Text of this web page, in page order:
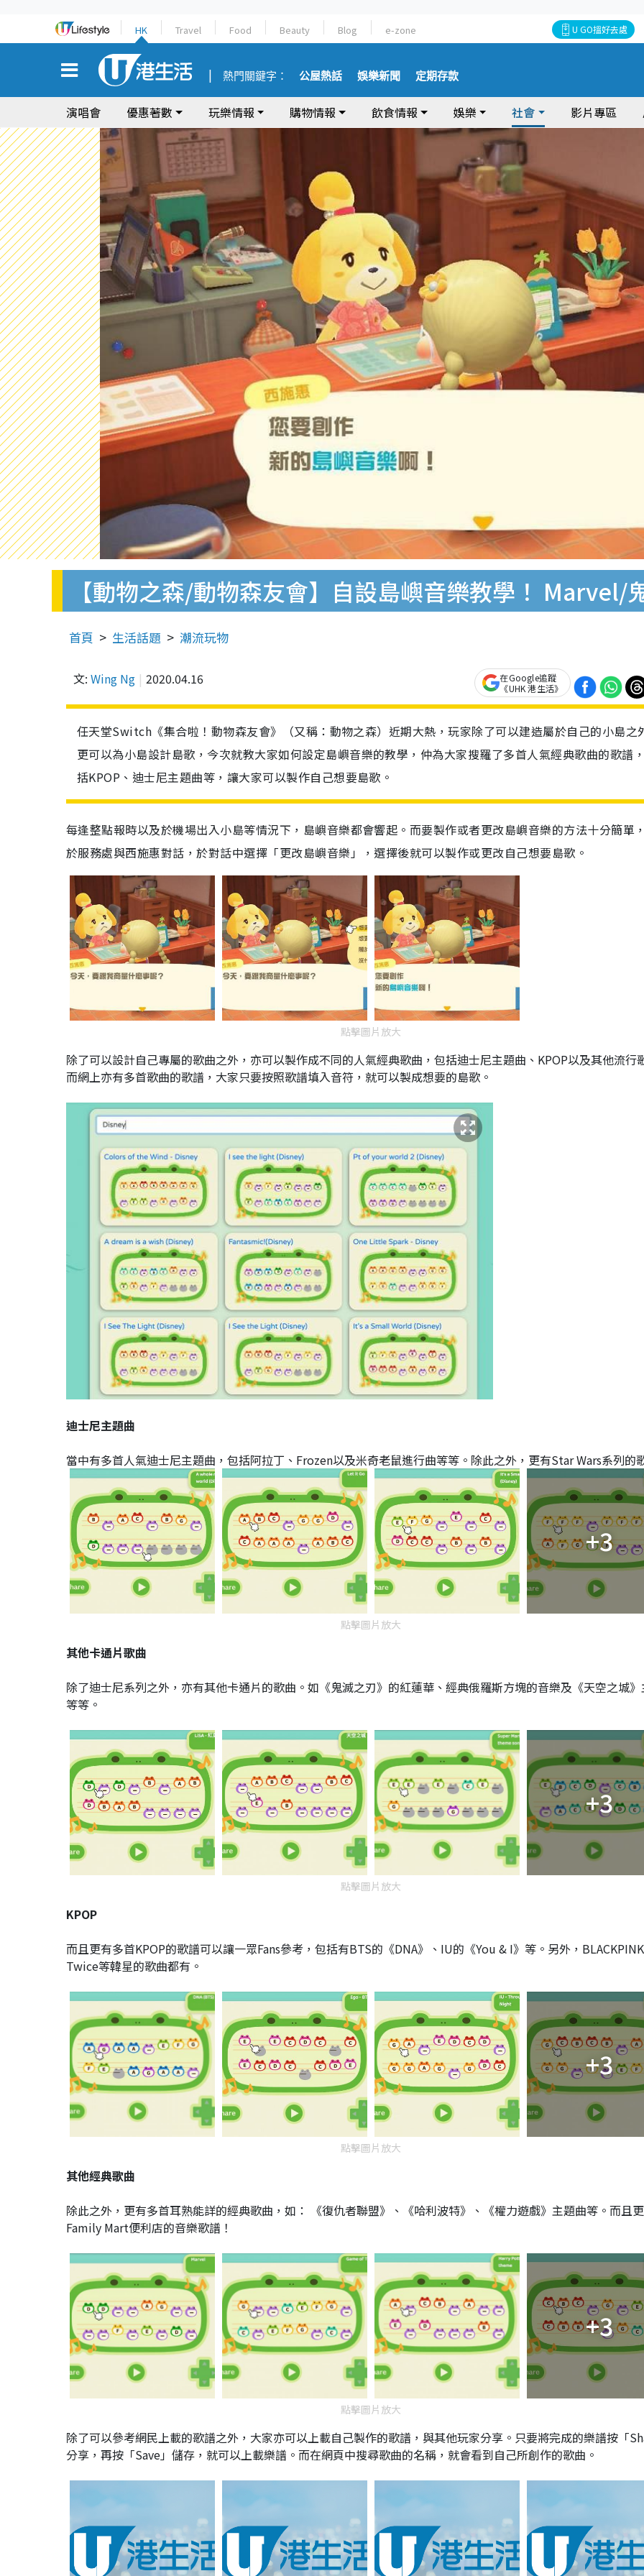
HK Travel Food Beauty Blog e-zone U GO搵好去處
熱門關鍵字： 公屋熱話 娛樂新聞 定期存款
演唱會 優惠著數 玩樂情報 購物情報 飲食情報 娛樂 社會 影片專區
【動物之森/動物森友會】自設島嶼音樂教學！ Marvel/
首頁 生活話題 潮流玩物
文: Wing Ng 2020.04.16
在Google追蹤
《UHK 港生活》
任天堂Switch《集合啦！動物森友會》（又稱：動物之森）近期大熱，玩家除了可以建造屬於自己的小島之
更可以為小島設計島歌，今次就教大家如何設定島嶼音樂的教學，仲為大家搜羅了多首人氣經典歌曲的歌譜
括KPOP、迪士尼主題曲等，讓大家可以製作自己想要島歌。
每逢整點報時以及於機場出入小島等情況下，島嶼音樂都會響起。而要製作或者更改島嶼音樂的方法十分簡單
於服務處與西施惠對話，於對話中選擇「更改島嶼音樂」，選擇後就可以製作或更改自己想要島歌。
點擊圖片放大
除了可以設計自己專屬的歌曲之外，亦可以製作成不同的人氣經典歌曲，包括迪士尼主題曲、KPOP以及其他流行
而網上亦有多首歌曲的歌譜，大家只要按照歌譜填入音符，就可以製成想要的島歌。
迪士尼主題曲
當中有多首人氣迪士尼主題曲，包括阿拉丁、Frozen以及米奇老鼠進行曲等等。除此之外，更有Star Wars系列的
+3
點擊圖片放大
其他卡通片歌曲
除了迪士尼系列之外，亦有其他卡通片的歌曲。如《鬼滅之刃》的紅蓮華、經典俄羅斯方塊的音樂及《天空之城
等等。
+3
點擊圖片放大
KPOP
而且更有多首KPOP的歌譜可以讓一眾Fans參考，包括有BTS的《DNA》、IU的《You & I》等。另外，
Twice等韓星的歌曲都有。
+3
點擊圖片放大
其他經典歌曲
除此之外，更有多首耳熟能詳的經典歌曲，如： 《復仇者聯盟》、《哈利波特》、《權力遊戲》主題曲等。而且
Family Mart便利店的音樂歌譜！
+3
點擊圖片放大
除了可以參考網民上載的歌譜之外，大家亦可以上載自己製作的歌譜，與其他玩家分享。只要將完成的樂譜按「
分享，再按「Save」儲存，就可以上載樂譜。而在網頁中搜尋歌曲的名稱，就會看到自己所創作的歌曲。